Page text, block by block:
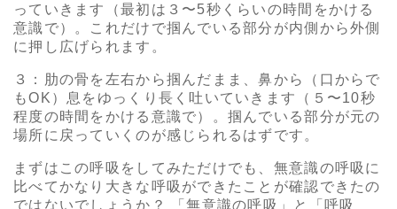
っていきます（最初は３〜5秒くらいの時間をかける
意識で）。これだけで掴んでいる部分が内側から外側
に押し広げられます。
３：肋の骨を左右から掴んだまま、鼻から（口からで
もOK）息をゆっくり長く吐いていきます（５〜10秒
程度の時間をかける意識で）。掴んでいる部分が元の
場所に戻っていくのが感じられるはずです。
まずはこの呼吸をしてみただけでも、無意識の呼吸に
比べてかなり大きな呼吸ができたことが確認できたの
ではないでしょうか？ 「無意識の呼吸」と「呼吸